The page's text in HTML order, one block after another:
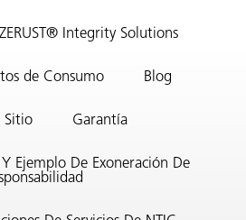
ZERUST® Integrity Solutions
de Consumo Blog
Sitio Garantía
Ejemplo De Exoneración De